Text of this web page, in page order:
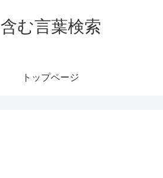
含む言葉検索
トップページ